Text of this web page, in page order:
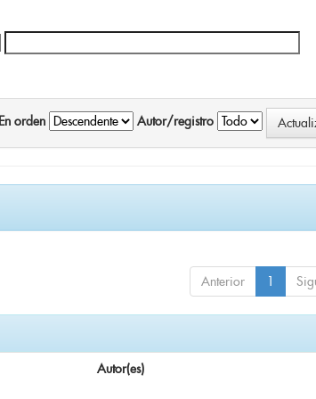
En orden Autor/registro
Anterior 1
Autor(es)